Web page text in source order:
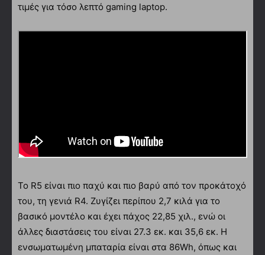
τιμές για τόσο λεπτό gaming laptop.
To R5 είναι πιο παχύ και πιο βαρύ από τον προκάτοχό
του, τη γενιά R4. Ζυγίζει περίπου 2,7 κιλά για το
βασικό μοντέλο και έχει πάχος 22,85 χιλ., ενώ οι
άλλες διαστάσεις του είναι 27.3 εκ. και 35,6 εκ. Η
ενσωματωμένη μπαταρία είναι στα 86Wh, όπως και